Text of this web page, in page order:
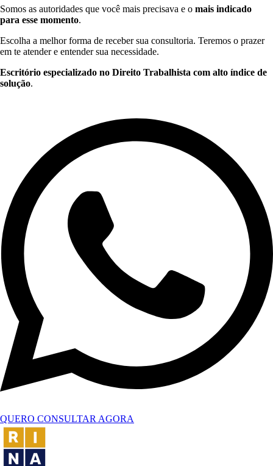
Somos as autoridades que você mais precisava e o mais indicado
para esse momento.
Escolha a melhor forma de receber sua consultoria. Teremos o prazer
em te atender e entender sua necessidade.
Escritório especializado no Direito Trabalhista com alto índice de
solução.
QUERO CONSULTAR AGORA